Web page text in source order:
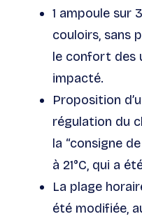
1 ampoule sur
couloirs, sans
le confort des
impacté.
Proposition
régulation du
la “consigne
à 21°C, qui a
La plage
été modifiée,